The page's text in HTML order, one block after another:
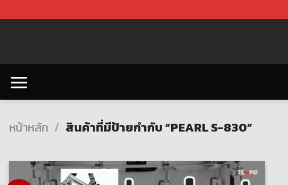
to
หน้าหลัก / สินค้าที่มีป้ายกำกับ “PEARL S-830”